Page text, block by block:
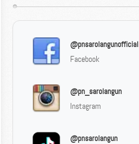
@pnsarolangunofficial
Facebook
@pn_sarolangun
Instagram
@pnsarolangun